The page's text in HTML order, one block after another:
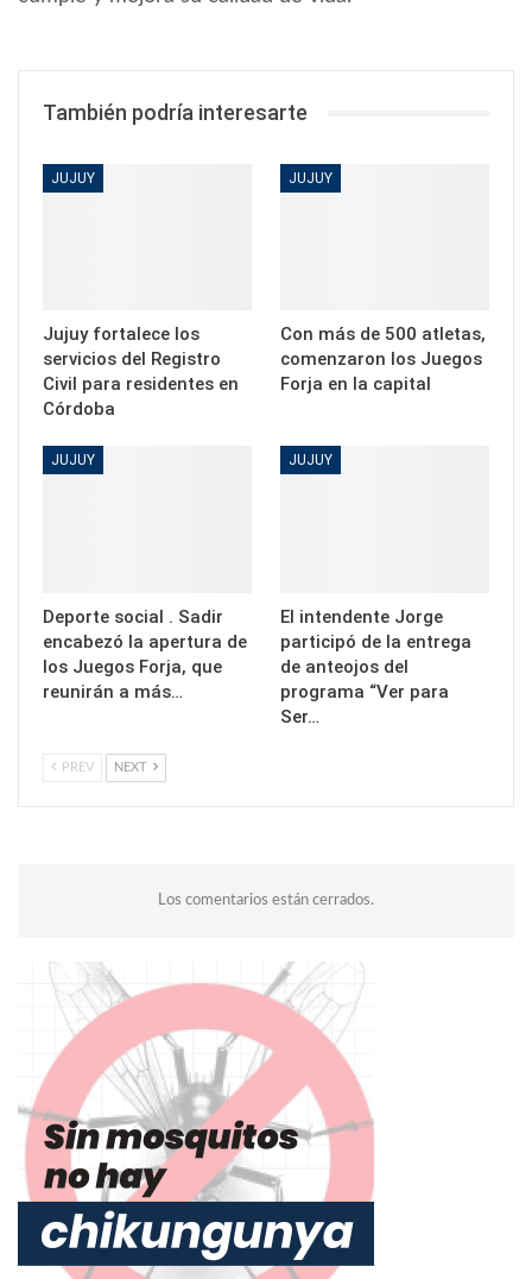
También podría interesarte
JUJUY
Jujuy fortalece los
servicios del Registro
Civil para residentes en
Córdoba
JUJUY
Con más de 500 atletas,
comenzaron los Juegos
Forja en la capital
JUJUY
Deporte social . Sadir
encabezó la apertura de
los Juegos Forja, que
reunirán a más…
JUJUY
El intendente Jorge
participó de la entrega
de anteojos del
programa “Ver para
Ser…
PREV NEXT
Los comentarios están cerrados.